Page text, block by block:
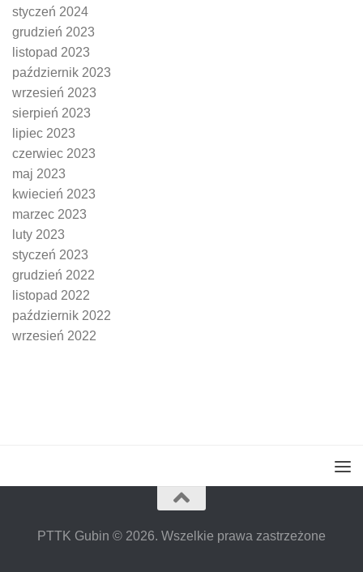
styczeń 2024
grudzień 2023
listopad 2023
październik 2023
wrzesień 2023
sierpień 2023
lipiec 2023
czerwiec 2023
maj 2023
kwiecień 2023
marzec 2023
luty 2023
styczeń 2023
grudzień 2022
listopad 2022
październik 2022
wrzesień 2022
PTTK Gubin © 2026. Wszelkie prawa zastrzeżone